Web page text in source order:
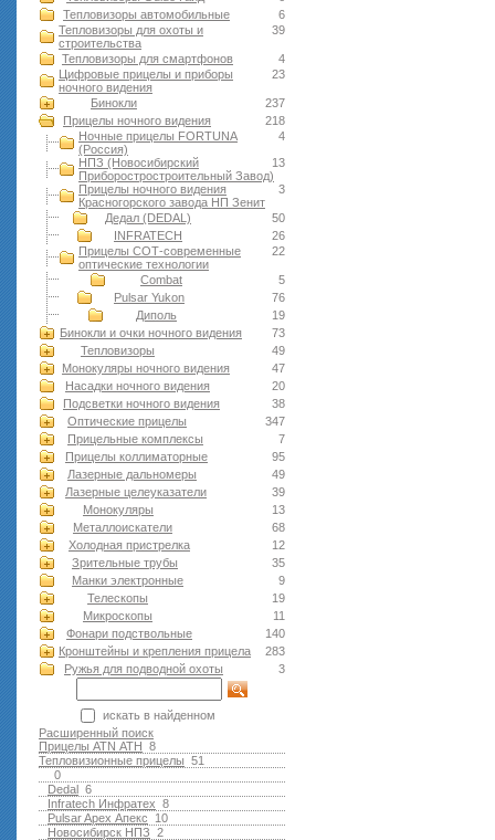
6
Тепловизоры автомобильные
39
Тепловизоры для охоты и
строительства
4
Тепловизоры для смартфонов
23
Цифровые прицелы и приборы
ночного видения
237
Бинокли
218
Прицелы ночного видения
4
Ночные прицелы FORTUNA
(Россия)
13
НПЗ (Новосибирский
Приборостростроительный Завод)
3
Прицелы ночного видения
Красногорского завода НП Зенит
50
Дедал (DEDAL)
26
INFRATECH
22
Прицелы СОТ-современные
оптические технологии
5
Combat
76
Pulsar Yukon
19
Диполь
73
Бинокли и очки ночного видения
49
Тепловизоры
47
Монокуляры ночного видения
20
Насадки ночного видения
38
Подсветки ночного видения
347
Оптические прицелы
7
Прицельные комплексы
95
Прицелы коллиматорные
49
Лазерные дальномеры
39
Лазерные целеуказатели
13
Монокуляры
68
Металлоискатели
12
Холодная пристрелка
35
Зрительные трубы
9
Манки электронные
19
Телескопы
11
Микроскопы
140
Фонари подствольные
283
Кронштейны и крепления прицела
3
Ружья для подводной оxоты
искать в найденном
Расширенный поиск
8
Прицелы ATN АТН
51
Тепловизионные прицелы
0
6
Dedal
8
Infratech Инфратех
10
Pulsar Apex Апекс
2
Новосибирск НПЗ